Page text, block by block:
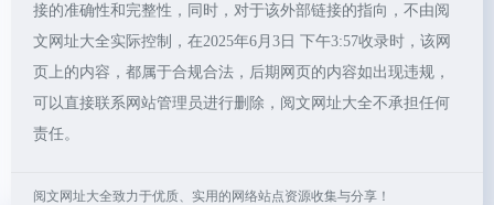
接的准确性和完整性，同时，对于该外部链接的指向，不由阅
文网址大全实际控制，在2025年6月3日 下午3:57收录时，该网
页上的内容，都属于合规合法，后期网页的内容如出现违规，
可以直接联系网站管理员进行删除，阅文网址大全不承担任何
责任。
阅文网址大全致力于优质、实用的网络站点资源收集与分享！